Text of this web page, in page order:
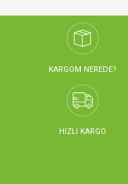
KARGOM NEREDE?
HIZLI KARGO